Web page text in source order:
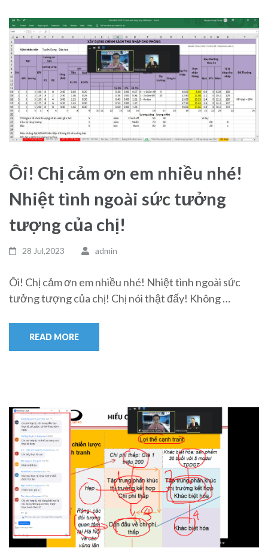
Ôi! Chị cảm ơn em nhiều nhé!
Nhiệt tình ngoài sức tưởng
tượng của chị!
28 Jul,2023 admin
Ôi! Chị cảm ơn em nhiều nhé! Nhiệt tình ngoài sức
tưởng tượng của chị! Chị nói thật đấy! Không …
READ MORE